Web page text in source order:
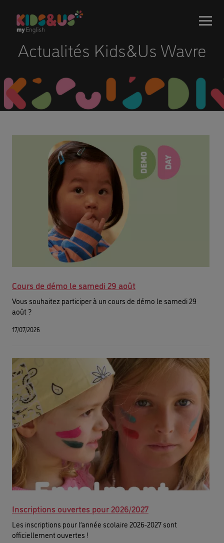
Actualités Kids&Us Wavre
Cours de démo le samedi 29 août
Vous souhaitez participer à un cours de démo le samedi 29
août ?
17/07/2026
Inscriptions ouvertes pour 2026/2027
Les inscriptions pour l’année scolaire 2026-2027 sont
officiellement ouvertes !